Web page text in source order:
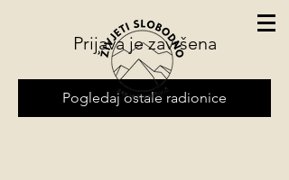
Prijava je završena
Pogledaj ostale radionice